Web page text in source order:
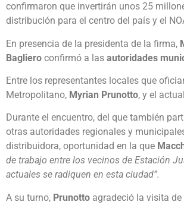
confirmaron que invertirán unos 25
distribución para el centro del país y el
En presencia de la presidenta de la firma,
Bagliero confirmó a las autoridades
Entre los representantes locales que
Metropolitano, Myrian Prunotto, y el
Durante el encuentro, del que también
otras autoridades regionales y
distribuidora, oportunidad en la que
de trabajo entre los vecinos de Estación
actuales se radiquen en esta ciudad”.
A su turno, Prunotto agradeció la visita